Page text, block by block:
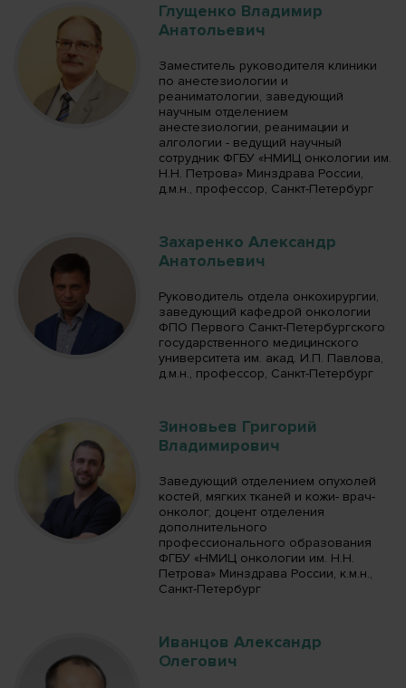
Глущенко Владимир
Анатольевич
Заместитель руководителя клиники
по анестезиологии и
реаниматологии, заведующий
научным отделением
анестезиологии, реанимации и
алгологии - ведущий научный
сотрудник ФГБУ «НМИЦ онкологии им.
Н.Н. Петрова» Минздрава России,
д.м.н., профессор, Санкт-Петербург
Захаренко Александр
Анатольевич
Руководитель отдела онкохирургии,
заведующий кафедрой онкологии
ФПО Первого Санкт-Петербургского
государственного медицинского
университета им. акад. И.П. Павлова,
д.м.н., профессор, Санкт-Петербург
Зиновьев Григорий
Владимирович
Заведующий отделением опухолей
костей, мягких тканей и кожи- врач-
онколог, доцент отделения
дополнительного
профессионального образования
ФГБУ «НМИЦ онкологии им. Н.Н.
Петрова» Минздрава России, к.м.н.,
Санкт-Петербург
Иванцов Александр
Олегович